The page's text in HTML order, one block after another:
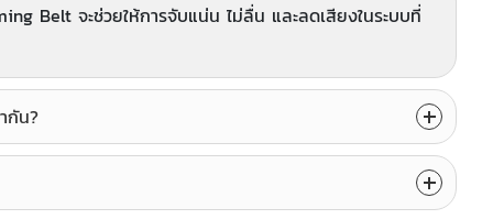
Belt จะช่วยให้การจับแน่น ไม่ลื่น และลดเสียงในระบบที่
กัน?